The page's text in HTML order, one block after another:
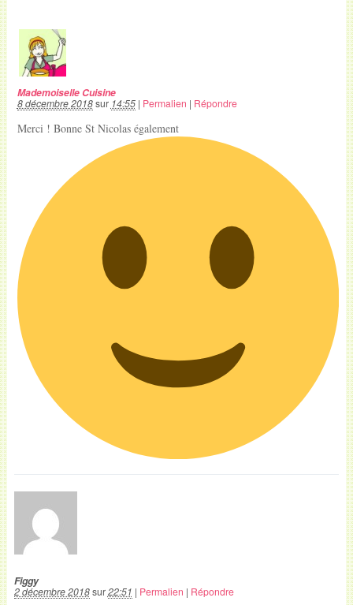
Mademoiselle Cuisine
8 décembre 2018sur 14:55| Permalien | Répondre
Merci ! Bonne St Nicolas également
Figgy
2 décembre 2018sur22:51 | Permalien | Répondre